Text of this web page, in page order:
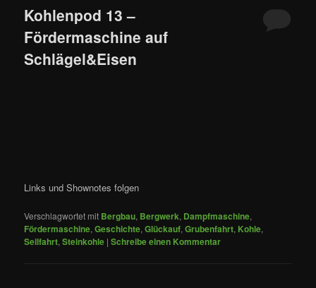
Kohlenpod 13 –
Fördermaschine auf
Schlägel&Eisen
Links und Shownotes folgen
Verschlagwortet mit Bergbau, Bergwerk, Dampfmaschine,
Fördermaschine,Geschichte,Glückauf,Grubenfahrt, Kohle,
Seilfahrt,Steinkohle |Schreibe einen Kommentar